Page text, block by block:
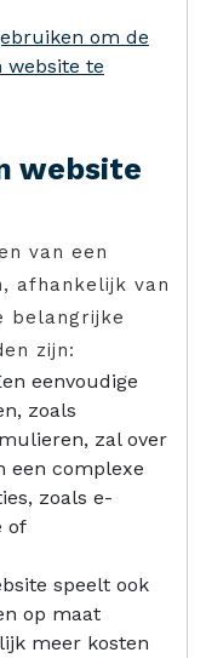
om de
website te
website
van een
afhankelijk van
belangrijke
zijn:
eenvoudige
zoals
zal over
een complexe
zoals e-
of
speelt ook
op maat
meer kosten